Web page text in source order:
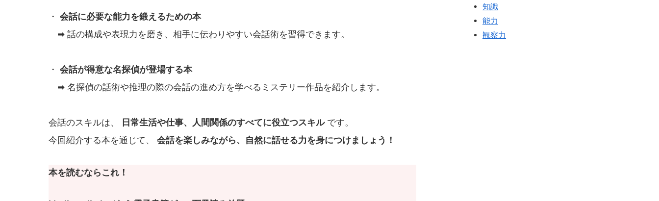
・ 会話に必要な能力を鍛えるための本
➡ 話の構成や表現力を磨き、相手に伝わりやすい会話術を習得できます。
・ 会話が得意な名探偵が登場する本
➡ 名探偵の話術や推理の際の会話の進め方を学べるミステリー作品を紹介します。
会話のスキルは、 日常生活や仕事、人間関係のすべてに役立つスキルです。
今回紹介する本を通じて、 会話を楽しみながら、自然に話せる力を身につけましょう！
本を読むならこれ！
知識
能力
観察力